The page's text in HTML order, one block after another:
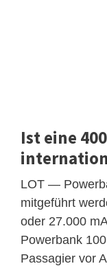
Ist eine
LOT —
mitgeführt
oder 27.000
Powerbank
Passagier vor